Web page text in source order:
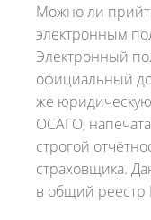
Можно ли
электронным
Электронный
официальный
же юридическую
ОСАГО,
строгой
страховщика.
в общий реестр